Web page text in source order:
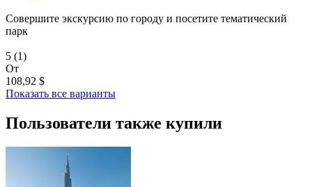
Совершите экскурсию по городу и посетите тематический
парк
5 (1)
От
108,92 $
Показать все варианты
Пользователи также купили